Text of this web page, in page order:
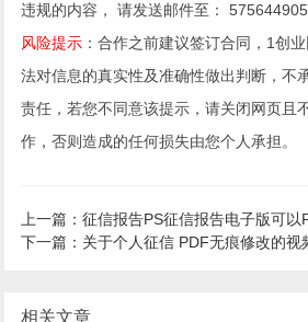
违规的内容， 请发送邮件至：
风险提示 ：合作之前建议签订合同，1创
法对信息的真实性及准确性做出判断，不
责任，若您不同意该提示，请关闭网页且
作，否则造成的任何损失由您个人承担。
上一篇：征信报告PS征信报告电子版可以
下一篇：关于个人征信 PDF无痕修改的视
相关文章